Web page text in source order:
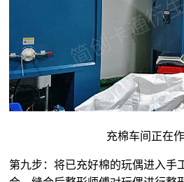
充棉车间正在
第九步：将已充好棉的玩偶进入手